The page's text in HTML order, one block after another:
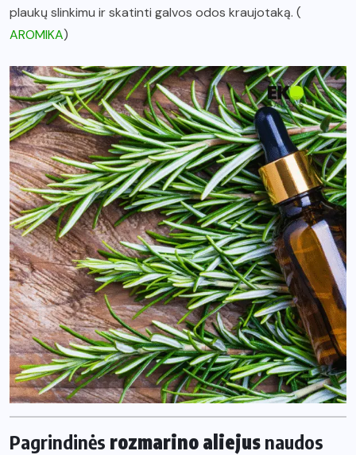
plaukų slinkimu ir skatinti galvos odos kraujotaką. (
AROMIKA)
Pagrindinės rozmarino aliejus naudos